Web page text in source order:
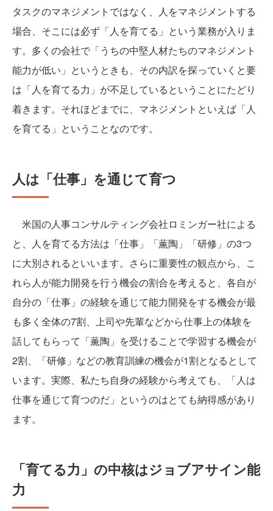
タスクのマネジメントではなく、人をマネジメントする
場合、そこには必ず「人を育てる」という業務が入りま
す。多くの会社で「うちの中堅人材たちのマネジメント
能力が低い」というときも、その内訳を探っていくと要
は「人を育てる力」が不足しているということにたどり
着きます。それほどまでに、マネジメントといえば「人
を育てる」ということなのです。
人は「仕事」を通じて育つ
米国の人事コンサルティング会社ロミンガー社による
と、人を育てる方法は「仕事」「薫陶」「研修」の3つ
に大別されるといいます。さらに重要性の観点から、こ
れら人が能力開発を行う機会の割合を考えると、各自が
自分の「仕事」の経験を通じて能力開発をする機会が最
も多く全体の7割、上司や先輩などから仕事上の体験を
話してもらって「薫陶」を受けることで学習する機会が
2割、「研修」などの教育訓練の機会が1割となるとして
います。実際、私たち自身の経験から考えても、「人は
仕事を通じて育つのだ」というのはとても納得感があり
ます。
「育てる力」の中核はジョブアサイン能
力